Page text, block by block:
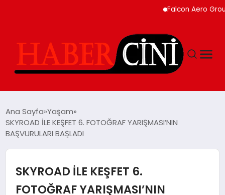
Falcon Aero Group,
YAŞAM
GÜNCEL
Ana Sayfa Yaşam
SKYROAD İLE KEŞFET 6. FOTOĞRAF YARIŞMASI’NIN
BAŞVURULARI BAŞLADI
SKYROAD İLE KEŞFET 6.
FOTOĞRAF YARIŞMASI’NIN